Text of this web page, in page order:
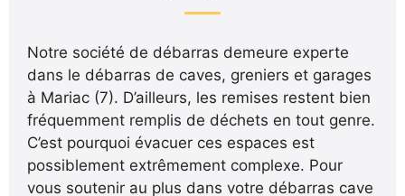
Notre société de débarras demeure experte
dans le débarras de caves, greniers et garages
à Mariac (7). D’ailleurs, les remises restent bien
fréquemment remplis de déchets en tout genre.
C’est pourquoi évacuer ces espaces est
possiblement extrêmement complexe. Pour
vous soutenir au plus dans votre débarras cave